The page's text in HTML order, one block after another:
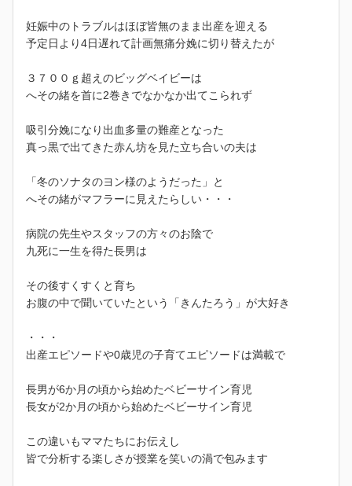
妊娠中のトラブルはほぼ皆無のまま出産を迎える
予定日より4日遅れて計画無痛分娩に切り替えたが
３７００ｇ超えのビッグベイビーは
へその緒を首に2巻きでなかなか出てこられず
吸引分娩になり出血多量の難産となった
真っ黒で出てきた赤ん坊を見た立ち合いの夫は
「冬のソナタのヨン様のようだった」と
へその緒がマフラーに見えたらしい・・・
病院の先生やスタッフの方々のお陰で
九死に一生を得た長男は
その後すくすくと育ち
お腹の中で聞いていたという「きんたろう」が大好き
・・・
出産エピソードや0歳児の子育てエピソードは満載で
長男が6か月の頃から始めたベビーサイン育児
長女が2か月の頃から始めたベビーサイン育児
この違いもママたちにお伝えし
皆で分析する楽しさが授業を笑いの渦で包みます